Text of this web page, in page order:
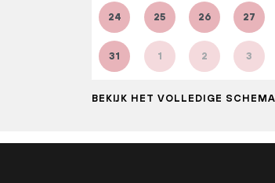
24 25 26 27
31 1 2 3
BEKIJK HET VOLLEDIGE SCHEMA